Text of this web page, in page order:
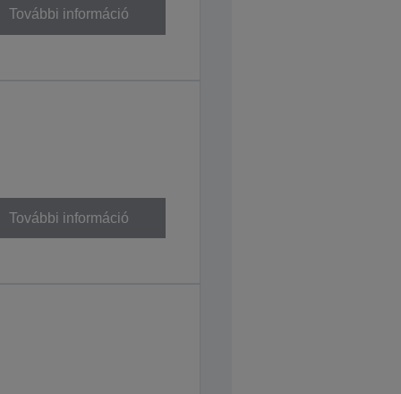
További információ
További információ